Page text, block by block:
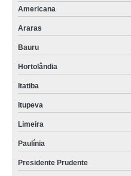
Americana
Araras
Bauru
Hortolândia
Itatiba
Itupeva
Limeira
Paulínia
Presidente Prudente